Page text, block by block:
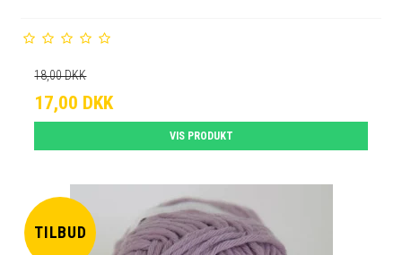
18,00 DKK
17,00 DKK
VIS PRODUKT
TILBUD